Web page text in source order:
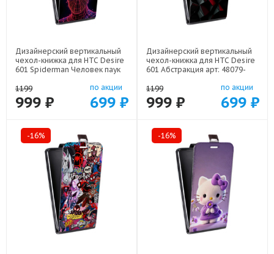
Дизайнерский вертикальный
чехол-книжка для HTC Desire
601 Spiderman Человек паук
1199
999 ₽
по акции
699 ₽
Дизайнерский вертикальный
чехол-книжка для HTC Desire
601 Абстракция арт: 48079-
1199
999 ₽
по акции
699 ₽
-16% -16%